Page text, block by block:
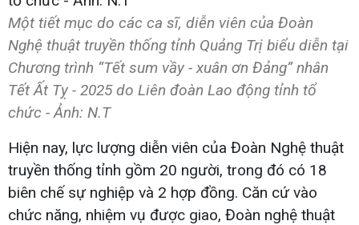
Một tiết mục do các ca sĩ, diễn viên của Đoàn
Nghệ thuật truyền thống tỉnh Quảng Trị biểu diễn tại
Chương trình “Tết sum vầy - xuân ơn Đảng” nhân
Tết Ất Tỵ - 2025 do Liên đoàn Lao động tỉnh tổ
chức - Ảnh: N.T
Hiện nay, lực lượng diễn viên của Đoàn Nghệ thuật
truyền thống tỉnh gồm 20 người, trong đó có 18
biên chế sự nghiệp và 2 hợp đồng. Căn cứ vào
chức năng, nhiệm vụ được giao, Đoàn nghệ thuật